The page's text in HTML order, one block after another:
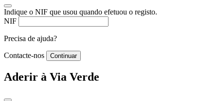
Indique o NIF que usou quando efetuou o registo.
NIF
Precisa de ajuda?
Contacte-nos Continuar
Aderir à Via Verde